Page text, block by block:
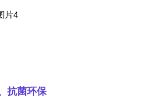
片4
抗菌环保